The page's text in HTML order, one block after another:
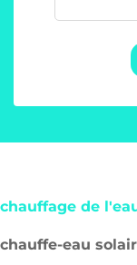
chauffage de
chauffe-eau